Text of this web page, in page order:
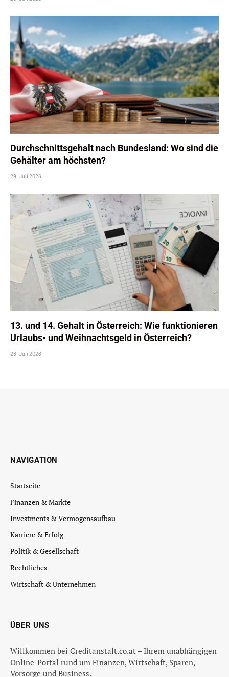
Durchschnittsgehalt nach Bundesland: Wo sind die
Gehälter am höchsten?
29. Juli 2026
13. und 14. Gehalt in Österreich: Wie funktionieren
Urlaubs- und Weihnachtsgeld in Österreich?
28. Juli 2026
NAVIGATION
Startseite
Finanzen & Märkte
Investments & Vermögensaufbau
Karriere & Erfolg
Politik & Gesellschaft
Rechtliches
Wirtschaft & Unternehmen
ÜBER UNS
Willkommen bei Creditanstalt.co.at – Ihrem unabhängigen
Online-Portal rund um Finanzen, Wirtschaft, Sparen,
Vorsorge und Business.